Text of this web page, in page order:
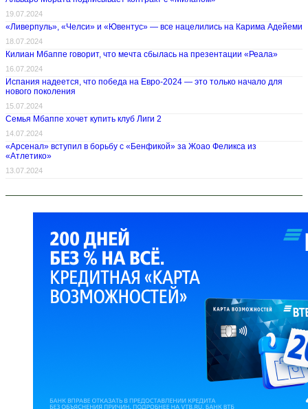
19.07.2024
«Ливерпуль», «Челси» и «Ювентус» — все нацелились на Карима Адейеми
18.07.2024
Килиан Мбаппе говорит, что мечта сбылась на презентации «Реала»
16.07.2024
Испания надеется, что победа на Евро-2024 — это только начало для
нового поколения
15.07.2024
Семья Мбаппе хочет купить клуб Лиги 2
14.07.2024
«Арсенал» вступил в борьбу с «Бенфикой» за Жоао Феликса из
«Атлетико»
13.07.2024